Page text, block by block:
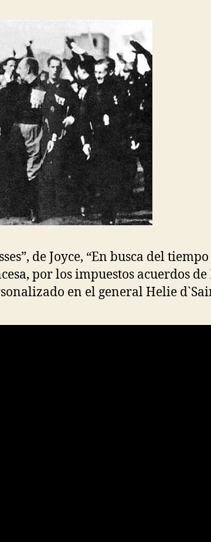
de Joyce, “En busca del
por los impuestos acuerdos
en el general Helie